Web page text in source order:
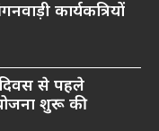
कार्यकत्रियों
से पहले
शुरू की